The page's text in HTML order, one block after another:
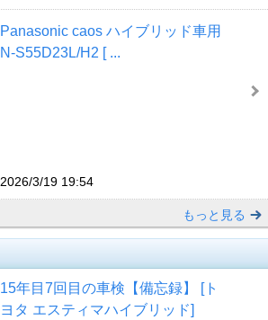
Panasonic caos ハイブリッド車用
N-S55D23L/H2 [ ...
2026/3/19 19:54
もっと見る
15年目7回目の車検【備忘録】 [ト
ヨタ エスティマハイブリッド]